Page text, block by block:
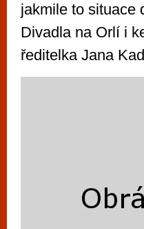
jakmile to situace
Divadla na Orlí i
ředitelka Jana